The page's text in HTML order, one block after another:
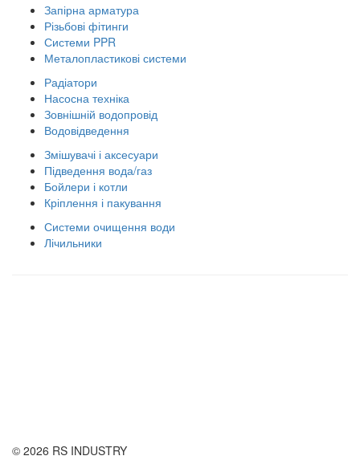
Запірна арматура
Різьбові фітинги
Системи PPR
Металопластикові системи
Радіатори
Насосна техніка
Зовнішній водопровід
Водовідведення
Змішувачі і аксесуари
Підведення вода/газ
Бойлери і котли
Кріплення і пакування
Системи очищення води
Лічильники
© 2026 RS INDUSTRY